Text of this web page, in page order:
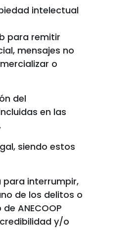
intelectual
para remitir
mensajes no
o
del
en las
siendo estos
para interrumpir,
de los delitos o
ANECOOP
y/o